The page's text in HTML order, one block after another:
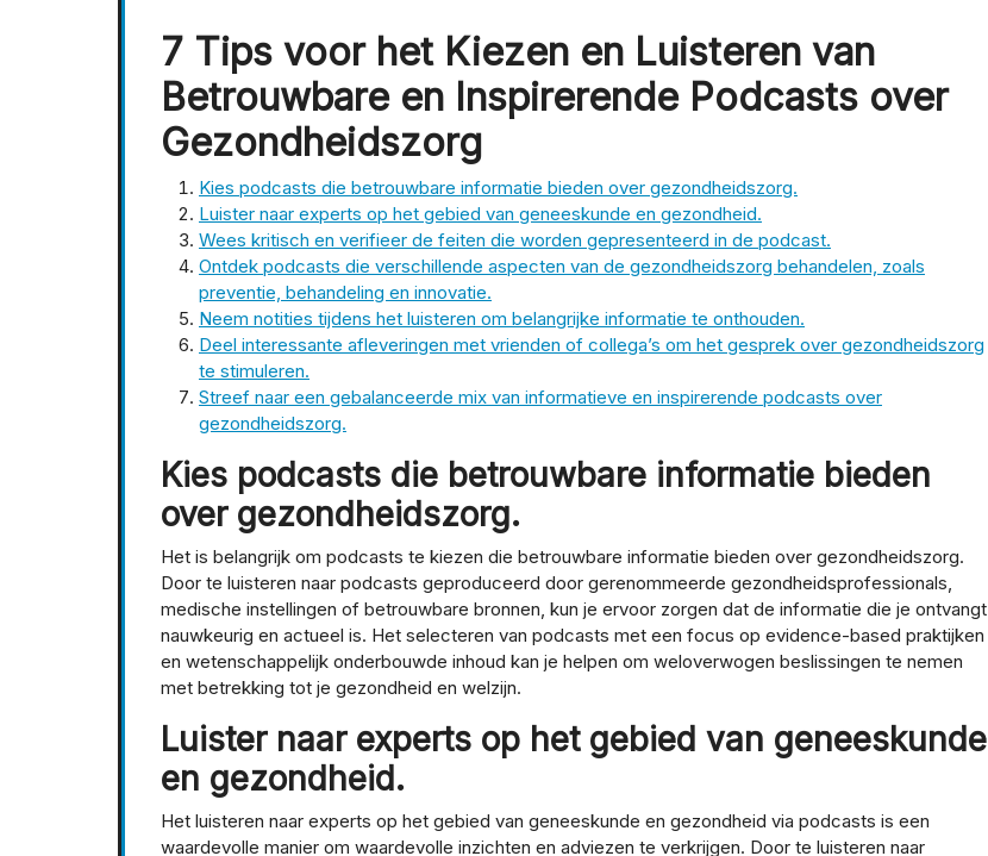
7 Tips voor het Kiezen en Luisteren van
Betrouwbare en Inspirerende Podcasts over
Gezondheidszorg
Kies podcasts die betrouwbare informatie bieden over gezondheidszorg.
Luister naar experts op het gebied van geneeskunde en gezondheid.
Wees kritisch en verifieer de feiten die worden gepresenteerd in de podcast.
Ontdek podcasts die verschillende aspecten van de gezondheidszorg behandelen, zoals
preventie, behandeling en innovatie.
Neem notities tijdens het luisteren om belangrijke informatie te onthouden.
Deel interessante afleveringen met vrienden of collega’s om het gesprek over gezondheidszorg
te stimuleren.
Streef naar een gebalanceerde mix van informatieve en inspirerende podcasts over
gezondheidszorg.
Kies podcasts die betrouwbare informatie bieden
over gezondheidszorg.
Het is belangrijk om podcasts te kiezen die betrouwbare informatie bieden over gezondheidszorg.
Door te luisteren naar podcasts geproduceerd door gerenommeerde gezondheidsprofessionals,
medische instellingen of betrouwbare bronnen, kun je ervoor zorgen dat de informatie die je ontvangt
nauwkeurig en actueel is. Het selecteren van podcasts met een focus op evidence-based praktijken
en wetenschappelijk onderbouwde inhoud kan je helpen om weloverwogen beslissingen te nemen
met betrekking tot je gezondheid en welzijn.
Luister naar experts op het gebied van geneeskunde
en gezondheid.
Het luisteren naar experts op het gebied van geneeskunde en gezondheid via podcasts is een
waardevolle manier om waardevolle inzichten en adviezen te verkrijgen. Door te luisteren naar